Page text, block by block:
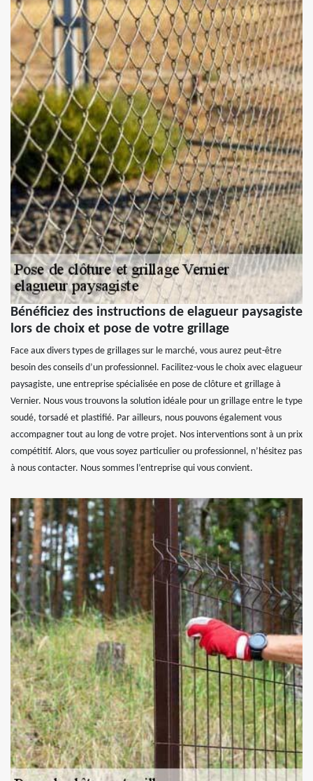
Bénéficiez des instructions de elagueur paysagiste
lors de choix et pose de votre grillage
Face aux divers types de grillages sur le marché, vous aurez peut-être
besoin des conseils d’un professionnel. Facilitez-vous le choix avec elagueur
paysagiste, une entreprise spécialisée en pose de clôture et grillage à
Vernier. Nous vous trouvons la solution idéale pour un grillage entre le type
soudé, torsadé et plastifié. Par ailleurs, nous pouvons également vous
accompagner tout au long de votre projet. Nos interventions sont à un prix
compétitif. Alors, que vous soyez particulier ou professionnel, n’hésitez pas
à nous contacter. Nous sommes l’entreprise qui vous convient.